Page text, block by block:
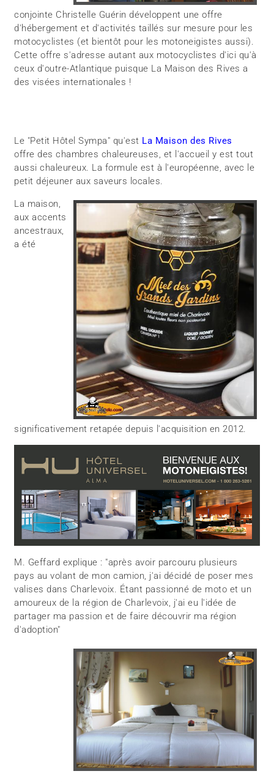
conjointe Christelle Guérin développent une offre
d'hébergement et d'activités taillés sur mesure pour les
motocyclistes (et bientôt pour les motoneigistes aussi).
Cette offre s'adresse autant aux motocyclistes d'ici qu'à
ceux d'outre-Atlantique puisque La Maison des Rives a
des visées internationales !
Le "Petit Hôtel Sympa" qu'est La Maison des Rives
offre des chambres chaleureuses, et l'accueil y est tout
aussi chaleureux. La formule est à l'européenne, avec le
petit déjeuner aux saveurs locales.
La maison,
aux accents
ancestraux,
a été
significativement retapée depuis l'acquisition en 2012.
M. Geffard explique : "après avoir parcouru plusieurs
pays au volant de mon camion, j'ai décidé de poser mes
valises dans Charlevoix. Étant passionné de moto et un
amoureux de la région de Charlevoix, j'ai eu l'idée de
partager ma passion et de faire découvrir ma région
d'adoption"